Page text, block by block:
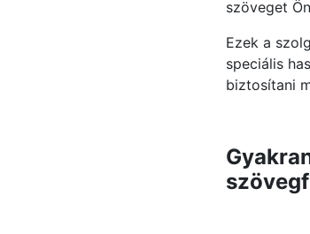
szöveget
Ezek a
speciális
biztosítani